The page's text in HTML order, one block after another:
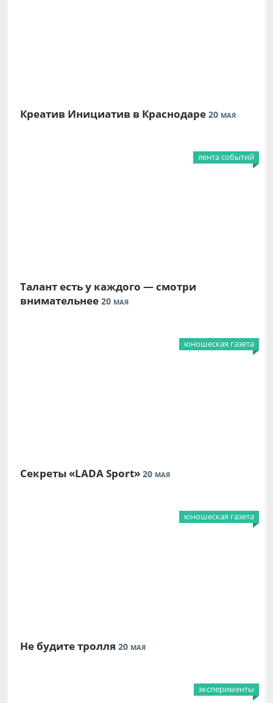
Креатив Инициатив в Краснодаре 20 МАЯ
лента событий
Талант есть у каждого — смотри
внимательнее 20 МАЯ
юношеская газета
Секреты «LADA Sport» 20 МАЯ
юношеская газета
Не будите тролля 20 МАЯ
эксперименты